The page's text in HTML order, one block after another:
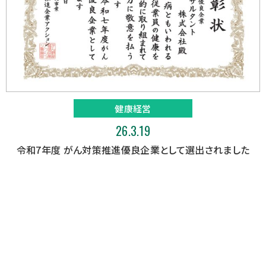
健康経営
26.3.19
令和7年度 がん対策推進優良企業として選出されました